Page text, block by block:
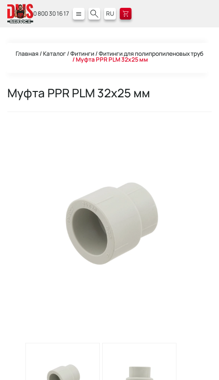
0 800 30 16 17 RU
Главная Каталог Фитинги Фитинги для полипропиленовых труб
Муфта PPR PLM 32х25 мм
Муфта PPR PLM 32х25 мм